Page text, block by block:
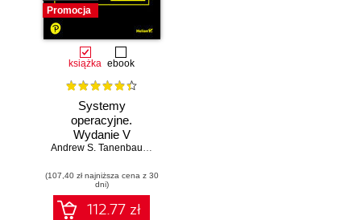
Promocja
książka ebook
Systemy
operacyjne.
Wydanie V
Andrew S. Tanenbaum,
(107,40 zł najniższa cena z 30
dni)
112.77 zł